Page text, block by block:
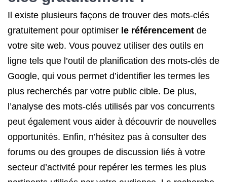
Il existe plusieurs façons de trouver des mots-clés
gratuitement pour optimiser le référencement de
votre site web. Vous pouvez utiliser des outils en
ligne tels que l’outil de planification des mots-clés de
Google, qui vous permet d’identifier les termes les
plus recherchés par votre public cible. De plus,
l’analyse des mots-clés utilisés par vos concurrents
peut également vous aider à découvrir de nouvelles
opportunités. Enfin, n’hésitez pas à consulter des
forums ou des groupes de discussion liés à votre
secteur d’activité pour repérer les termes les plus